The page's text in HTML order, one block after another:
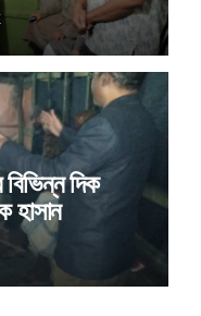
বিভিন্ন দিক
হাসান